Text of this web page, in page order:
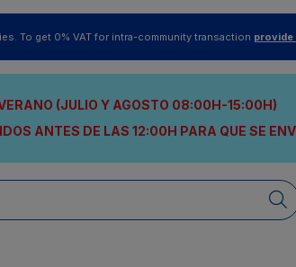
To get 0% VAT for intra-community transaction provide
(JULIO Y AGOSTO 08:00H-15:00H)
ANTES DE LAS 12:00H PARA QUE SE